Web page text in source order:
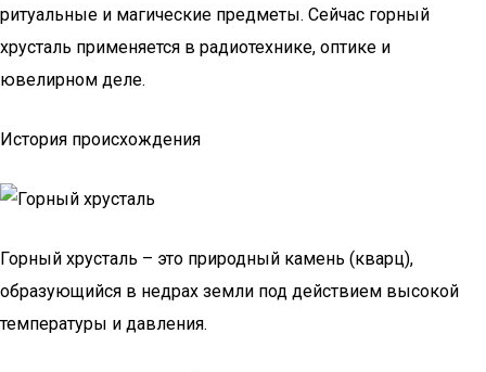
ритуальные и магические предметы. Сейчас горный
хрусталь применяется в радиотехнике, оптике и
ювелирном деле.
История происхождения
Горный хрусталь – это природный камень (кварц),
образующийся в недрах земли под действием высокой
температуры и давления.